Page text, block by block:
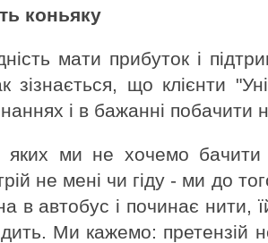
коньяку
мати прибуток і
зізнається, що клієнти
і в бажанні побачити
яких ми не хочемо бачити
не мені чи гіду - ми до
в автобус і починає нити,
Ми кажемо: претензій